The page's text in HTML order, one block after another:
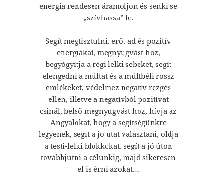
energia rendesen áramoljon és senki se
„szívhassa” le.
Segít megtisztulni, erőt ad és pozitív
energiákat, megnyugvást hoz,
begyógyítja a régi lelki sebeket, segít
elengedni a múltat és a múltbéli rossz
emlékeket, védelmez negatív rezgés
ellen, illetve a negatívból pozitívat
csinál, belső megnyugvást hoz, hívja az
Angyalokat, hogy a segítségünkre
legyenek, segít a jó utat választani, oldja
a testi-lelki blokkokat, segít a jó úton
továbbjutni a célunkig, majd sikeresen
el is érni azokat…